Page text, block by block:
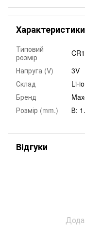
Характеристики
Типовий
розмір
Напруга (V)
3V
Склад
Li-
Бренд
Розмір (mm.)
В:
Відгуки